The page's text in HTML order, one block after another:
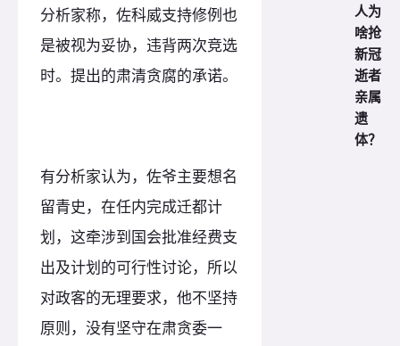
分析家称，佐科威支持修例也
是被视为妥协，违背两次竞选
时。提出的肃清贪腐的承诺。
有分析家认为，佐爷主要想名
留青史，在任内完成迁都计
划，这牵涉到国会批准经费支
出及计划的可行性讨论，所以
对政客的无理要求，他不坚持
原则，没有坚守在肃贪委一
人为
啥抢
新冠
逝者
亲属
遗
体？